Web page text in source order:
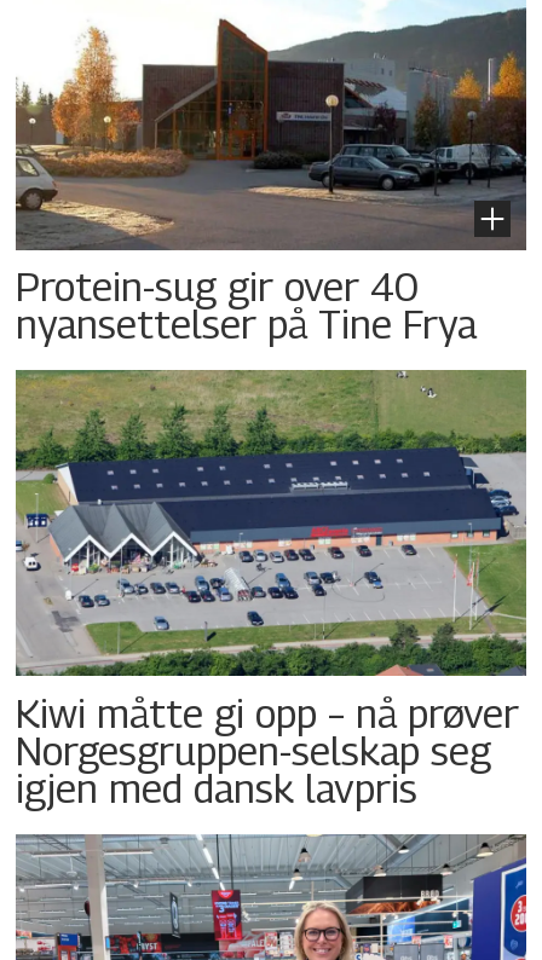
Protein-sug gir over 40
nyansettelser på Tine Frya
Kiwi måtte gi opp – nå prøver
Norgesgruppen-selskap seg
igjen med dansk lavpris